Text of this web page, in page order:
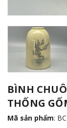
BÌNH
THỐNG
Mã sản phẩm: